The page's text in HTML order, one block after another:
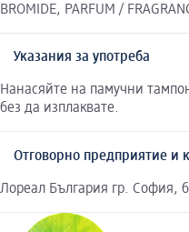
BROMIDE, PARFUM /
Указания за употреба
Нанасяйте на памучни
без да изплаквате.
Отговорно предприятие и
Лореал България гр. София,